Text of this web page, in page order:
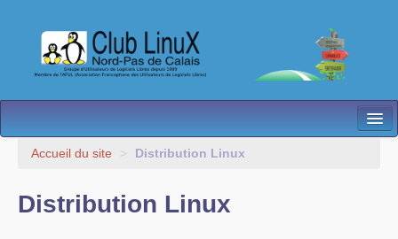
L’Association
Accueil du site > Distribution Linux
Distribution Linux